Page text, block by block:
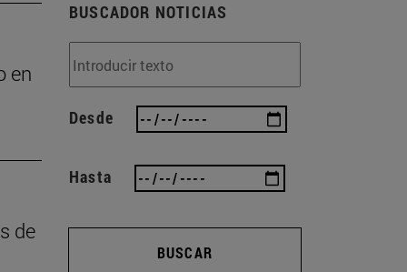
en
de
BUSCADOR NOTICIAS
Desde
Hasta
BUSCAR